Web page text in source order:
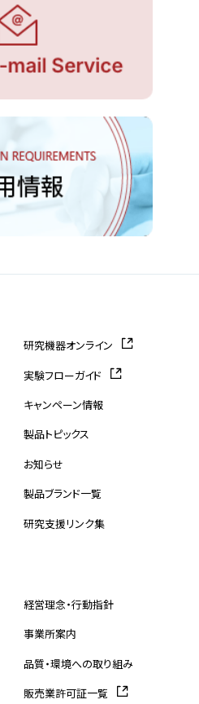
研究機器オンライン
実験フローガイド
キャンペーン情報
製品トピックス
お知らせ
製品ブランド一覧
研究支援リンク集
経営理念・行動指針
事業所案内
品質・環境への取り組み
販売業許可証一覧